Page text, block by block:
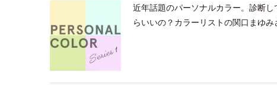
近年話題のパーソナルカラー。診断
らいいの？カラーリストの関口まゆみ